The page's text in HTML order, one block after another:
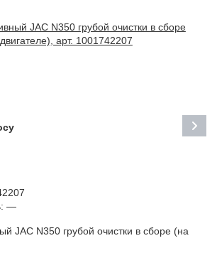
—
JAC N350 грубой очистки в сборе (на